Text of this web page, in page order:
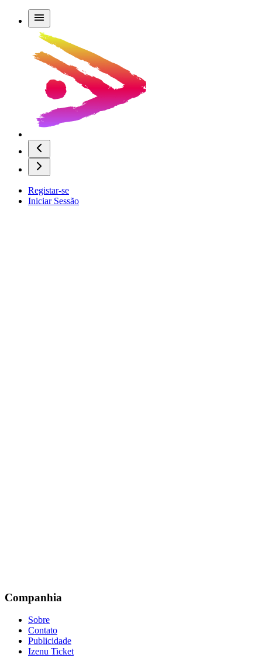
Registar-se
Iniciar Sessão
Companhia
Sobre
Contato
Publicidade
Izenu Ticket